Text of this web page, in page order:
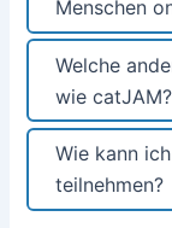
Menschen
Welche
wie catJAM?
Wie kann
teilnehmen?